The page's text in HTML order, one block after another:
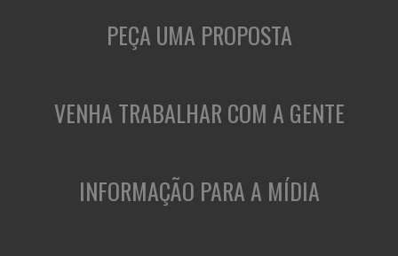
PEÇA UMA PROPOSTA
VENHA TRABALHAR COM A GENTE
INFORMAÇÃO PARA A MÍDIA